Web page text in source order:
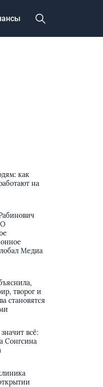
как
на
Медиа
творог и
становятся
всё:
Сонгсина